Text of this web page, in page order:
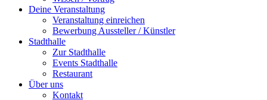
Deine Veranstaltung
Veranstaltung einreichen
Bewerbung Aussteller / Künstler
Stadthalle
Zur Stadthalle
Events Stadthalle
Restaurant
Über uns
Kontakt